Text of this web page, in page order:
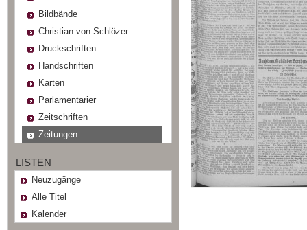
Bildbände
Christian von Schlözer
Druckschriften
Handschriften
Karten
Parlamentarier
Zeitschriften
Zeitungen
LISTEN
Neuzugänge
Alle Titel
Kalender